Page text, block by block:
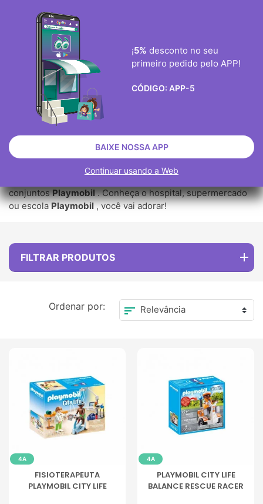

PLAYMOBIL CITY LIFE
JOGOS
Playmobil City Lifeque você procurava estão no
conjuntosPlaymobil. Conheça o hospital, supermercado
ou escolaPlaymobil, você vai adorar!
FILTRAR PRODUTOS
Ordenar por: sort
4A
FISIOTERAPEUTA
PLAYMOBIL CITY LIFE
4A
PLAYMOBIL CITY LIFE
BALANCE RESCUE RACER
¡5% desconto no seu
primeiro pedido pelo APP!
CÓDIGO: APP-5
BAIXE NOSSA APP
Continuar usando a Web